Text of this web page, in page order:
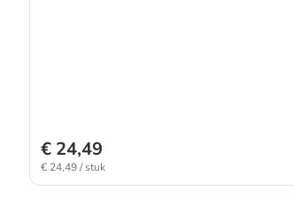
€ 24,49
€ 24,49 / stuk